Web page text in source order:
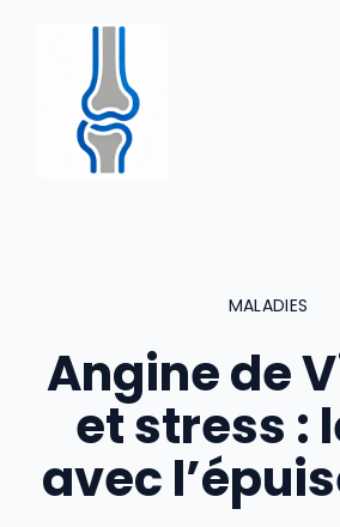
MALADIES
Angine de
et stress :
avec